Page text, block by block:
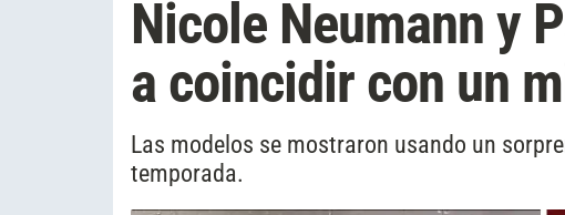
Nicole Neumann y
a coincidir con un
Las modelos se mostraron usando un
temporada.